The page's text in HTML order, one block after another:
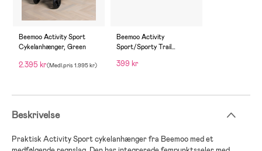
Beemoo Activity Sport
Cykelanhænger, Green
2.395 kr(Medl.pris 1.995 kr)
Beemoo Activity
Sport/Sporty Trail
399 kr
Beskrivelse
Praktisk Activity Sportcykelanhængerfra Beemoomed et